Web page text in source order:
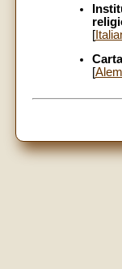
[
[